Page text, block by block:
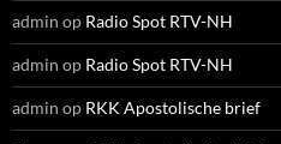
admin op Radio Spot RTV-NH
admin op Radio Spot RTV-NH
admin op RKK Apostolische brief